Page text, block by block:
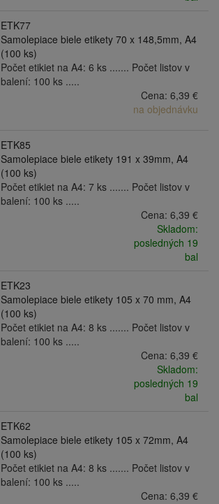
ETK77
Samolepiace biele etikety 70 x 148,5mm, A4
(100 ks)
Počet etikiet na A4: 6 ks ....... Počet listov v
balení: 100 ks .....
Cena: 6,39 €
na objednávku
ETK85
Samolepiace biele etikety 191 x 39mm, A4
(100 ks)
Počet etikiet na A4: 7 ks ....... Počet listov v
balení: 100 ks .....
Cena: 6,39 €
Skladom:
posledných 19
bal
ETK23
Samolepiace biele etikety 105 x 70 mm, A4
(100 ks)
Počet etikiet na A4: 8 ks ....... Počet listov v
balení: 100 ks .....
Cena: 6,39 €
Skladom:
posledných 19
bal
ETK62
Samolepiace biele etikety 105 x 72mm, A4
(100 ks)
Počet etikiet na A4: 8 ks ....... Počet listov v
balení: 100 ks .....
Cena: 6,39 €